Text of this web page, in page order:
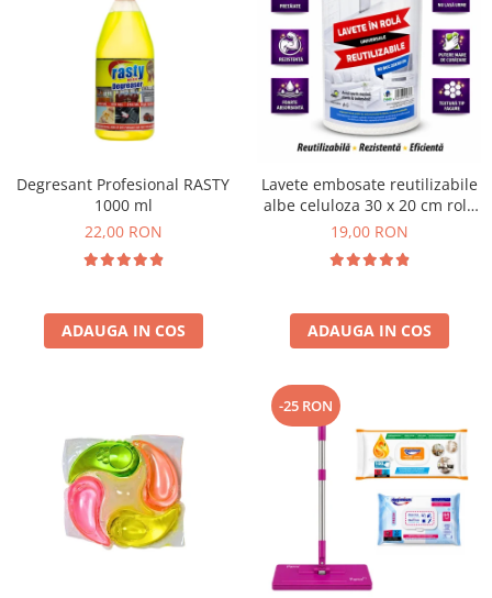
Fond de ten
Sare de baie
Servetele Umede
Degresant Profesional RASTY
1000 ml
22,00 RON
ADAUGA IN COS
Lavete embosate reutilizabile
albe celuloza 30 x 20 cm rola
50 bucati
19,00 RON
ADAUGA IN COS
-25 RON